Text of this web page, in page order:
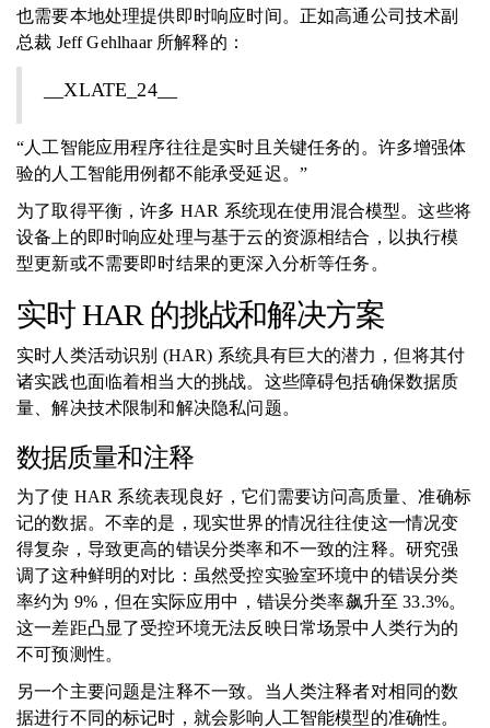
也需要本地处理提供即时响应时间。正如高通公司技术副
总裁 Jeff Gehlhaar 所解释的：
__XLATE_24__
“人工智能应用程序往往是实时且关键任务的。许多增强体
验的人工智能用例都不能承受延迟。”
为了取得平衡，许多 HAR 系统现在使用混合模型。这些将
设备上的即时响应处理与基于云的资源相结合，以执行模
型更新或不需要即时结果的更深入分析等任务。
实时 HAR 的挑战和解决方案
实时人类活动识别 (HAR) 系统具有巨大的潜力，但将其付
诸实践也面临着相当大的挑战。这些障碍包括确保数据质
量、解决技术限制和解决隐私问题。
数据质量和注释
为了使 HAR 系统表现良好，它们需要访问高质量、准确标
记的数据。不幸的是，现实世界的情况往往使这一情况变
得复杂，导致更高的错误分类率和不一致的注释。研究强
调了这种鲜明的对比：虽然受控实验室环境中的错误分类
率约为 9%，但在实际应用中，错误分类率飙升至 33.3%。
这一差距凸显了受控环境无法反映日常场景中人类行为的
不可预测性。
另一个主要问题是注释不一致。当人类注释者对相同的数
据进行不同的标记时，就会影响人工智能模型的准确性。